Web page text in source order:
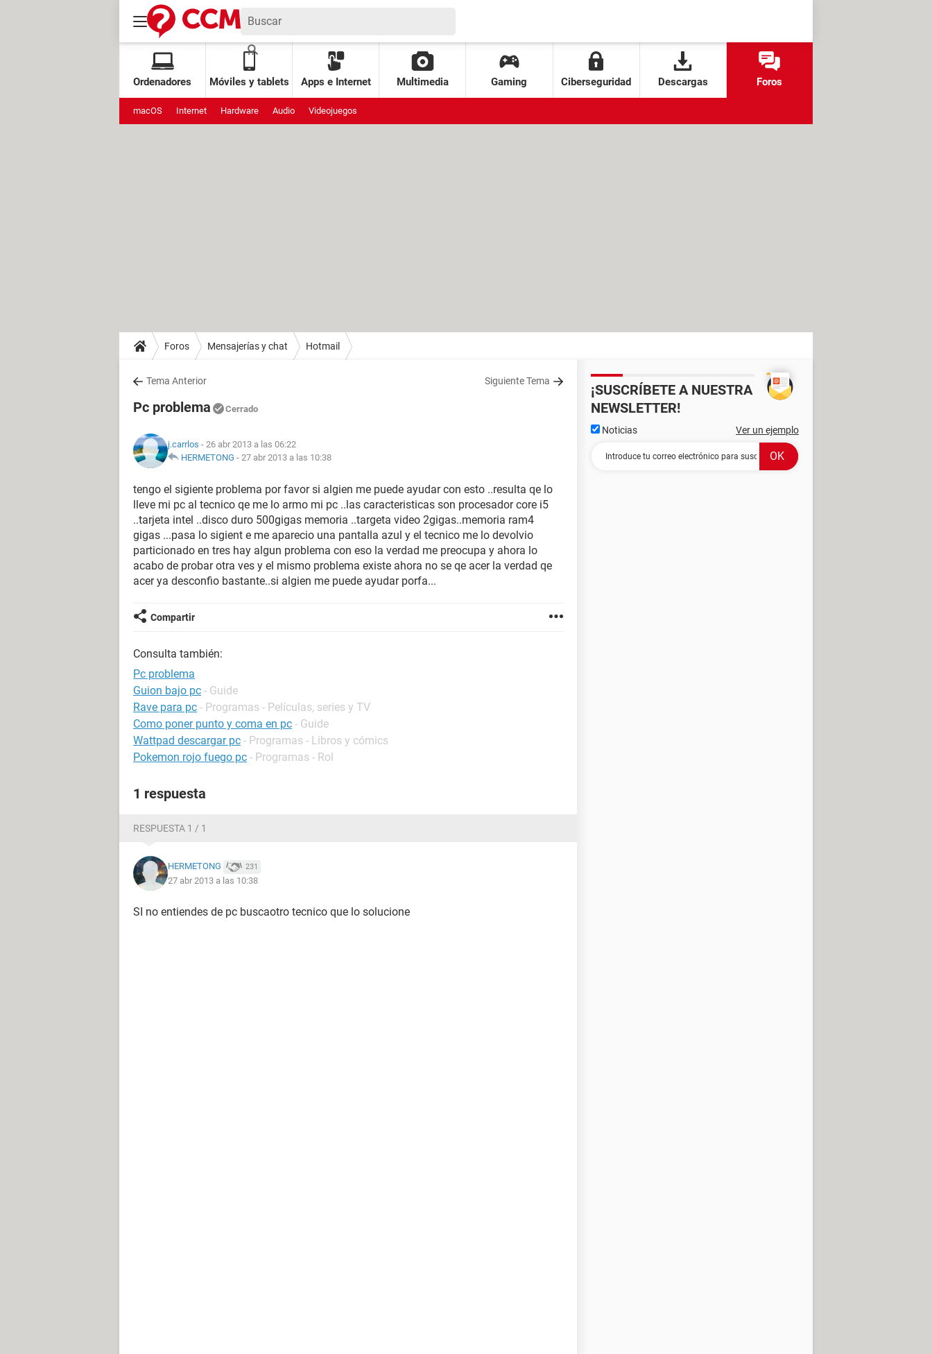
Ordenadores Móviles y tablets Apps e Internet Multimedia Gaming Ciberseguridad Descargas Foros
macOS Internet Hardware Audio Videojuegos
Foros Mensajerías y chat Hotmail
Tema Anterior Siguiente Tema
Pc problema Cerrado
j.carrlos - 26 abr 2013 a las 06:22
HERMETONG - 27 abr 2013 a las 10:38
tengo el sigiente problema por favor si algien me puede ayudar con esto ..resulta qe lo
lleve mi pc al tecnico qe me lo armo mi pc ..las caracteristicas son procesador core i5
..tarjeta intel ..disco duro 500gigas memoria ..targeta video 2gigas..memoria ram4
gigas ...pasa lo sigient e me aparecio una pantalla azul y el tecnico me lo devolvio
particionado en tres hay algun problema con eso la verdad me preocupa y ahora lo
acabo de probar otra ves y el mismo problema existe ahora no se qe acer la verdad qe
acer ya desconfio bastante..si algien me puede ayudar porfa...
Compartir
Consulta también:
Pc problema
Guion bajo pc - Guide
Rave para pc - Programas - Películas, series y TV
Como poner punto y coma en pc - Guide
Wattpad descargar pc - Programas - Libros y cómics
Pokemon rojo fuego pc - Programas - Rol
1 respuesta
RESPUESTA 1 / 1
HERMETONG 231
27 abr 2013 a las 10:38
SI no entiendes de pc buscaotro tecnico que lo solucione
¡SUSCRÍBETE A NUESTRA
NEWSLETTER!
Noticias Ver un ejemplo